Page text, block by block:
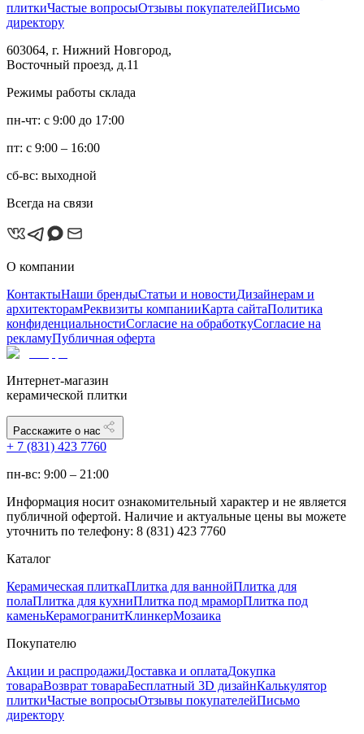
плиткиЧастые вопросыОтзывы покупателейПисьмо
директору
603064, г. Нижний Новгород,
Восточный проезд, д.11
Режимы работы склада
пн-чт: с 9:00 до 17:00
пт: с 9:00 – 16:00
сб-вс: выходной
Всегда на связи
О компании
КонтактыНаши брендыСтатьи и новостиДизайнерам и
архитекторамРеквизиты компанииКарта сайтаПолитика
конфиденциальностиСогласие на обработкуСогласие на
рекламуПубличная оферта
Интернет-магазин
керамической плитки
Расскажите о нас
+ 7 (831) 423 7760
пн-вс: 9:00 – 21:00
Информация носит ознакомительный характер и не является
публичной офертой. Наличие и актуальные цены вы можете
уточнить по телефону: 8 (831) 423 7760
Каталог
Керамическая плиткаПлитка для ваннойПлитка для
полаПлитка для кухниПлитка под мраморПлитка под
каменьКерамогранитКлинкерМозаика
Покупателю
Акции и распродажиДоставка и оплатаДокупка
товараВозврат товараБесплатный 3D дизайнКалькулятор
плиткиЧастые вопросыОтзывы покупателейПисьмо
директору